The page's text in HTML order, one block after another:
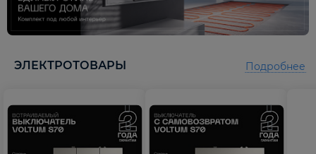
ЭЛЕКТРОТОВАРЫ Подробнее